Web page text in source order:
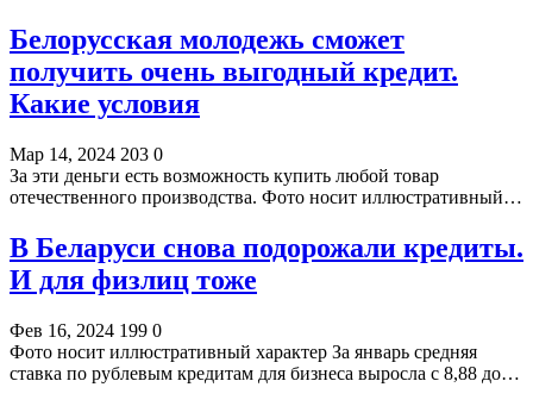
Белорусская молодежь сможет
получить очень выгодный кредит.
Какие условия
Мар 14, 2024 203 0
За эти деньги есть возможность купить любой товар
отечественного производства. Фото носит иллюстративный…
В Беларуси снова подорожали кредиты.
И для физлиц тоже
Фев 16, 2024 199 0
Фото носит иллюстративный характер За январь средняя
ставка по рублевым кредитам для бизнеса выросла с 8,88 до…